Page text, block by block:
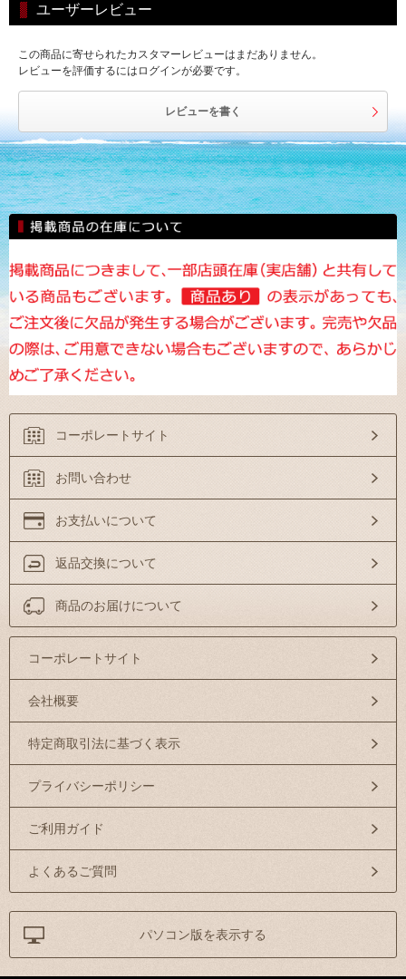
ユーザーレビュー
この商品に寄せられたカスタマーレビューはまだありません。
レビューを評価するにはログインが必要です。
レビューを書く
コーポレートサイト
お問い合わせ
お支払いについて
返品交換について
商品のお届けについて
コーポレートサイト
会社概要
特定商取引法に基づく表示
プライバシーポリシー
ご利用ガイド
よくあるご質問
パソコン版を表示する